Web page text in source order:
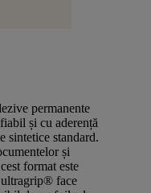
permanente
și cu aderență
sintetice standard.
și
format este
ultragrip® face